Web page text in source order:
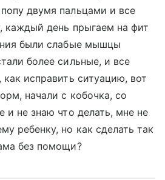
двумя пальцами и все
каждый день прыгаем на фит
были слабые мышцы
более сильные, и все
исправить ситуацию, вот
начали с кобочка, со
и не знаю что делать, мне не
ребенку, но как сделать так
без помощи?